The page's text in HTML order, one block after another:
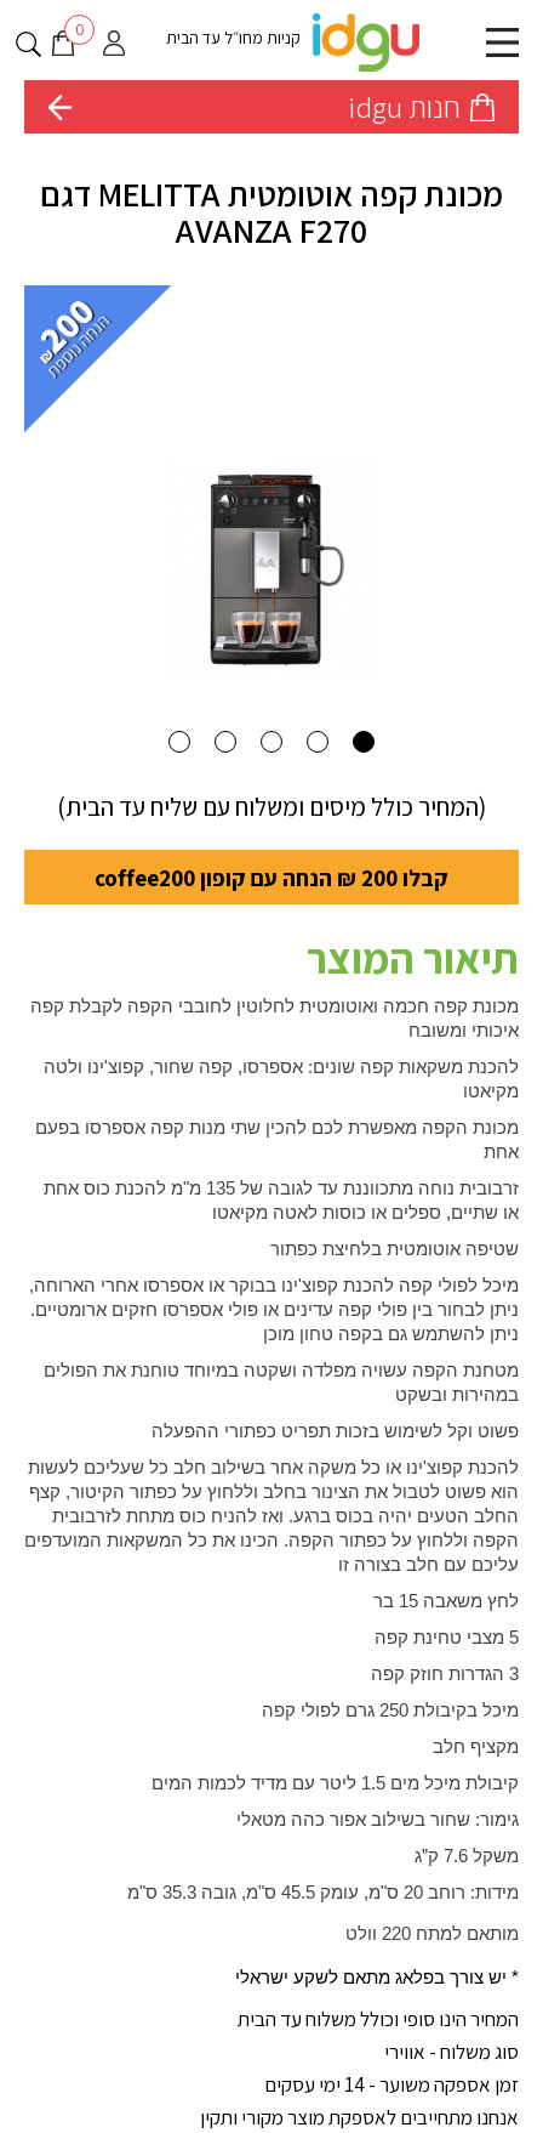
קניות מחו״ל עד הבית 0
חנות idgu
מכונת קפה אוטומטית MELITTA דגם
AVANZA F270
(המחיר כולל מיסים ומשלוח עם שליח עד הבית)
קבלו 200 ₪ הנחה עם קופון coffee200
תיאור המוצר
מכונת קפה חכמה ואוטומטית לחלוטין לחובבי הקפה לקבלת קפה
איכותי ומשובח
להכנת משקאות קפה שונים: אספרסו, קפה שחור, קפוצ'ינו ולטה
מקיאטו
מכונת הקפה מאפשרת לכם להכין שתי מנות קפה אספרסו בפעם
אחת
זרבובית נוחה מתכווננת עד לגובה של 135 מ"מ להכנת כוס אחת
או שתיים, ספלים או כוסות לאטה מקיאטו
שטיפה אוטומטית בלחיצת כפתור
מיכל לפולי קפה להכנת קפוצ'ינו בבוקר או אספרסו אחרי הארוחה,
ניתן לבחור בין פולי קפה עדינים או פולי אספרסו חזקים ארומטיים.
ניתן להשתמש גם בקפה טחון מוכן
מטחנת הקפה עשויה מפלדה ושקטה במיוחד טוחנת את הפולים
במהירות ובשקט
פשוט וקל לשימוש בזכות תפריט כפתורי ההפעלה
להכנת קפוצ'ינו או כל משקה אחר בשילוב חלב כל שעליכם לעשות
הוא פשוט לטבול את הצינור בחלב וללחוץ על כפתור הקיטור, קצף
החלב הטעים יהיה בכוס ברגע. ואז להניח כוס מתחת לזרבובית
הקפה וללחוץ על כפתור הקפה. הכינו את כל המשקאות המועדפים
עליכם עם חלב בצורה זו
לחץ משאבה 15 בר
5 מצבי טחינת קפה
3 הגדרות חוזק קפה
מיכל בקיבולת 250 גרם לפולי קפה
מקציף חלב
קיבולת מיכל מים 1.5 ליטר עם מדיד לכמות המים
גימור: שחור בשילוב אפור כהה מטאלי
משקל 7.6 ק”ג
מידות: רוחב 20 ס"מ, עומק 45.5 ס"מ, גובה 35.3 ס"מ
מותאם למתח 220 וולט
* יש צורך בפלאג מתאם לשקע ישראלי
המחיר הינו סופי וכולל משלוח עד הבית
סוג משלוח - אווירי
זמן אספקה משוער - 14 ימי עסקים
אנחנו מתחייבים לאספקת מוצר מקורי ותקין